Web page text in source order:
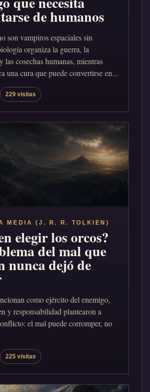
de humanos
son vampiros espaciales sin
organiza la guerra, la
las cosechas humanas, mientras
una cura que puede convertirse en...
229 visitas
MEDIA (J. R. R. TOLKIEN)
elegir los orcos?
del mal que
nunca dejó de
como ejército del enemigo,
y responsabilidad plantearon a
el mal puede corromper, no
225 visitas